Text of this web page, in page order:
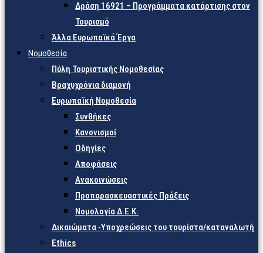
Δράση 16921 – Προγράμματα κατάρτισης στον
Τουρισμό
Άλλα Ευρωπαϊκά Έργα
Νομοθεσία
Πύλη Τουριστικής Νομοθεσίας
Βραχυχρόνια διαμονή
Ευρωπαϊκή Νομοθεσία
Συνθήκες
Κανονισμοί
Οδηγίες
Αποφάσεις
Ανακοινώσεις
Προπαρασκευαστικές Πράξεις
Νομολογία Δ.Ε.Κ.
Δικαιώματα -Υποχρεώσεις του τουρίστα/καταναλωτή
Ethics